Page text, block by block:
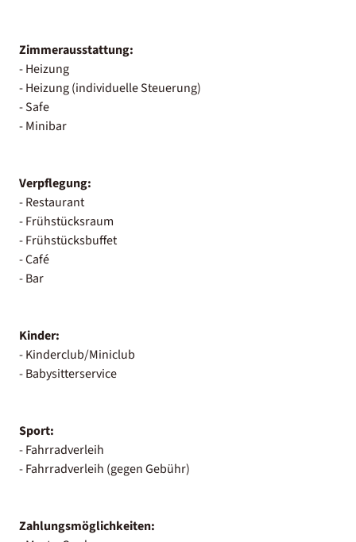
Zimmerausstattung:
- Heizung
- Heizung (individuelle Steuerung)
- Safe
- Minibar
Verpflegung:
- Restaurant
- Frühstücksraum
- Frühstücksbuffet
- Café
- Bar
Kinder:
- Kinderclub/Miniclub
- Babysitterservice
Sport:
- Fahrradverleih
- Fahrradverleih (gegen Gebühr)
Zahlungsmöglichkeiten: